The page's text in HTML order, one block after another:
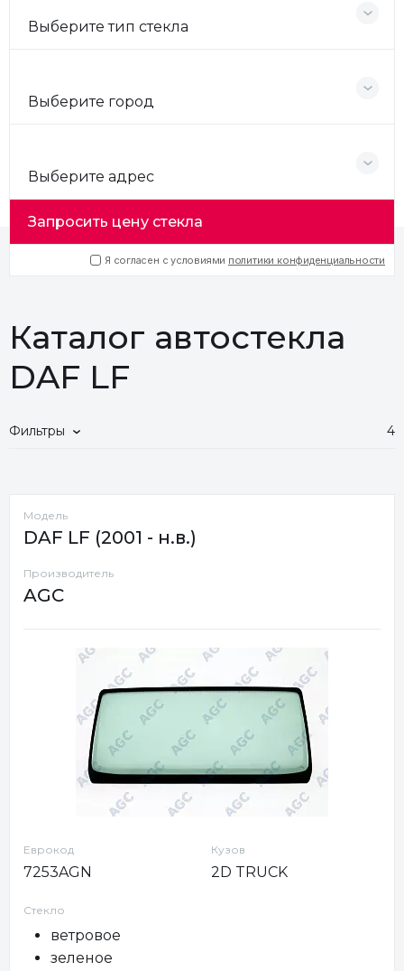
Выберите тип стекла
Выберите город
Выберите адрес
Запросить цену стекла
Я согласен с условиями политики конфиденциальности
Каталог автостекла
DAF LF
Фильтры 4
Модель
DAF LF (2001 - н.в.)
Производитель
AGC
Еврокод
7253AGN
Кузов
2D TRUCK
Стекло
ветровое
зеленое